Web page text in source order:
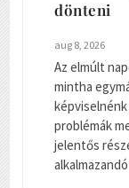
dönteni
aug 8, 2026
Az elmúlt
mintha
képviselnénk
problémák
jelentős